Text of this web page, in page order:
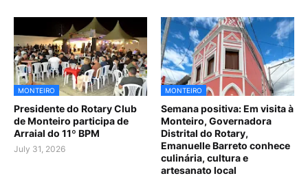
MONTEIRO
Presidente do Rotary Club
de Monteiro participa de
Arraial do 11º BPM
July 31, 2026
MONTEIRO
Semana positiva: Em visita à
Monteiro, Governadora
Distrital do Rotary,
Emanuelle Barreto conhece
culinária, cultura e
artesanato local